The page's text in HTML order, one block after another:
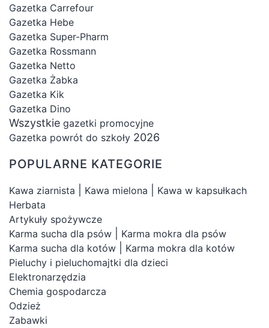
Gazetka Carrefour
Gazetka Hebe
Gazetka Super-Pharm
Gazetka Rossmann
Gazetka Netto
Gazetka Żabka
Gazetka Kik
Gazetka Dino
Wszystkie gazetki promocyjne
Gazetka powrót do szkoły 2026
POPULARNE KATEGORIE
Kawa ziarnista Kawa mielona
Kawa w kapsułkach
Herbata
Artykuły spożywcze
Karma sucha dla psów
Karma mokra dla psów
Karma sucha dla kotów
Karma mokra dla kotów
Pieluchy i pieluchomajtki dla dzieci
Elektronarzędzia
Chemia gospodarcza
Odzież
Zabawki